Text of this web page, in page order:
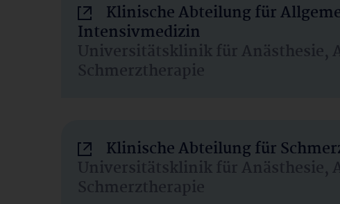
Klinische Abteilung für
Intensivmedizin
Universitätsklinik für Anästhesie,
Schmerztherapie
Klinische Abteilung für
Universitätsklinik für Anästhesie,
Schmerztherapie